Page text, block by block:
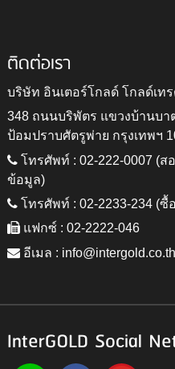
ติดต่อเรา
บริษัท อินเตอร์โกลด์ โกลด์เท
348 ถนนบริพัตร แขวงบ้านบา
ป้อมปราบศัตรูพ่าย กรุงเทพฯ
โทรศัพท์ : 02-222-0007 (ส
ข้อมูล)
โทรศัพท์ : 02-2233-234 (ซื้
แฟกซ์ : 02-2222-046
อีเมล : info@intergold.co.th
InterGOLD Social